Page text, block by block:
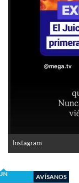
Instagram
AVÍSANOS